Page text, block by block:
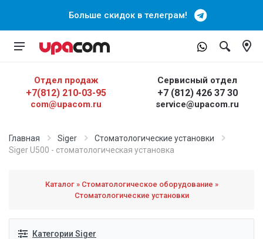
Больше скидок в телеграм!
Отдел продаж
+7(812) 210-03-95
com@upacom.ru
Сервисный отдел
+7 (812) 426 37 30
service@upacom.ru
Главная Siger
Стоматологические установки
Siger U500 - стоматологическая установка
Каталог » Стоматологическое оборудование »
Стоматологические установки
Категории Siger